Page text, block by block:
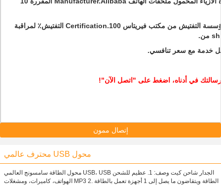
2. تفتيش من قبل مؤسسة التفتيش من مكتب فيريتاس Certification.100 التفتيش٪ لمراقبة
في أدناه، اضغط على "اتصل الآن"!
إتصال ممون
محترف عالمي USB محول
محول الطاقة سامسونج العالمي USB، USB الجدار شاحن كيت وصف: 1. عظيم للشحن
الهواتف، كاميرات، ومشغلات MP3 2. الطاقة ويتقاضون ما يصل إلى 1 أجهزة تعمل بالطاقة